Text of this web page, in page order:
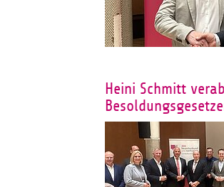
Heini Schmitt